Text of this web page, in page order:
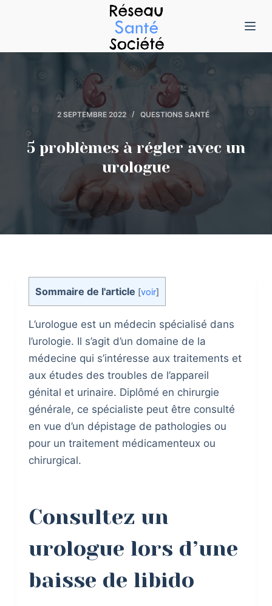
n
2 SEPTEMBRE 2022 QUESTIONS SANTÉ
5 problèmes à régler avec un
urologue
Sommaire de l'article [voir]
L’urologue est un médecin spécialisé dans
l’urologie. Il s’agit d’un domaine de la
médecine qui s’intéresse aux traitements et
aux études des troubles de l’appareil
génital et urinaire. Diplômé en chirurgie
générale, ce spécialiste peut être consulté
en vue d’un dépistage de pathologies ou
pour un traitement médicamenteux ou
chirurgical.
Consultez un
urologue lors d’une
baisse de libido